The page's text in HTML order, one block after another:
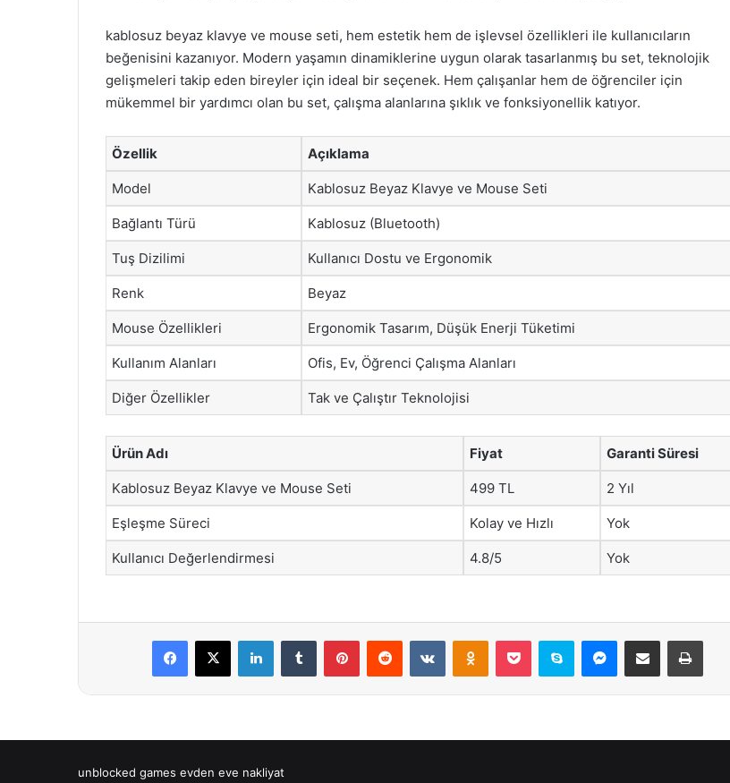
kablosuz beyaz klavye ve mouse seti, hem estetik hem de işlevsel özellikleri ile kullanıcıların
beğenisini kazanıyor. Modern yaşamın dinamiklerine uygun olarak tasarlanmış bu set, teknolojik
gelişmeleri takip eden bireyler için ideal bir seçenek. Hem çalışanlar hem de öğrenciler için
mükemmel bir yardımcı olan bu set, çalışma alanlarına şıklık ve fonksiyonellik katıyor.
Özellik Açıklama
Model Kablosuz Beyaz Klavye ve Mouse Seti
Bağlantı Türü Kablosuz (Bluetooth)
Tuş Dizilimi Kullanıcı Dostu ve Ergonomik
Renk Beyaz
Mouse Özellikleri Ergonomik Tasarım, Düşük Enerji Tüketimi
Kullanım Alanları Ofis, Ev, Öğrenci Çalışma Alanları
Diğer Özellikler Tak ve Çalıştır Teknolojisi
Ürün Adı Fiyat Garanti Süresi
Kablosuz Beyaz Klavye ve Mouse Seti 499 TL 2 Yıl
Eşleşme Süreci Kolay ve Hızlı Yok
Kullanıcı Değerlendirmesi 4.8/5 Yok
Facebook
X LinkedInTumblr PinterestReddit VKontakteOdnoklassniki
Pocket Skype Messenger
E-Posta ile paylaş Yazdır
unblocked games evden eve nakliyat